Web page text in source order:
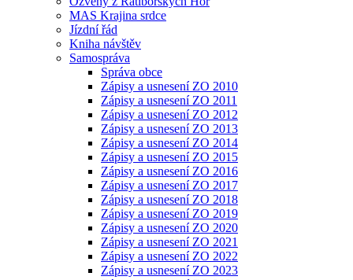
MAS Krajina srdce
Jízdní řád
Kniha návštěv
Samospráva
Správa obce
Zápisy a usnesení ZO 2010
Zápisy a usnesení ZO 2011
Zápisy a usnesení ZO 2012
Zápisy a usnesení ZO 2013
Zápisy a usnesení ZO 2014
Zápisy a usnesení ZO 2015
Zápisy a usnesení ZO 2016
Zápisy a usnesení ZO 2017
Zápisy a usnesení ZO 2018
Zápisy a usnesení ZO 2019
Zápisy a usnesení ZO 2020
Zápisy a usnesení ZO 2021
Zápisy a usnesení ZO 2022
Zápisy a usnesení ZO 2023